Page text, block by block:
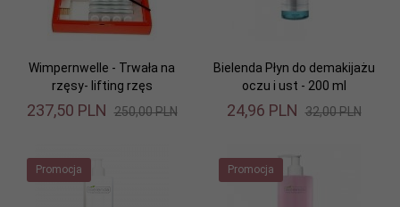
Wimpernwelle - Trwała na
rzęsy- lifting rzęs
237,50 PLN 250,00 PLN
Bielenda Płyn do demakijażu
oczu i ust - 200 ml
24,96 PLN 32,00 PLN
Promocja Promocja